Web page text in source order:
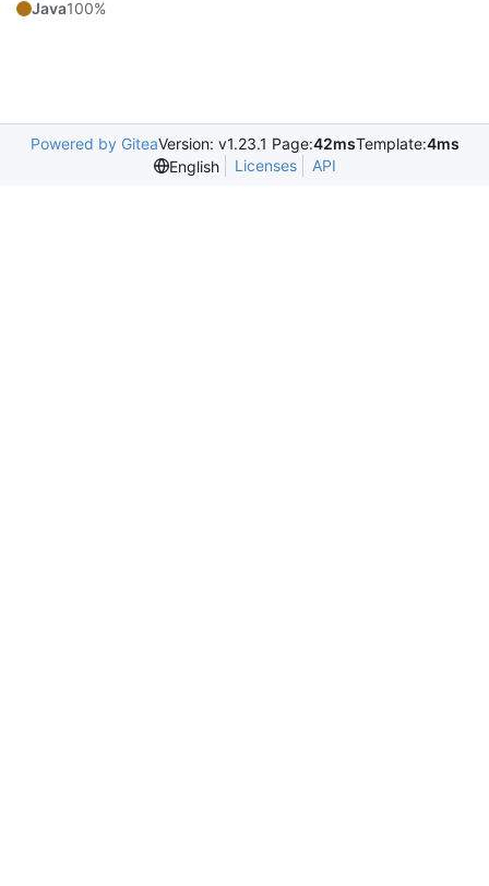
Java100%
Powered by GiteaVersion: v1.23.1 Page:42msTemplate:4ms
English
Licenses API